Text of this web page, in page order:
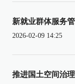
新就业群体服务
2026-02-09 14:25
推进国土空间治